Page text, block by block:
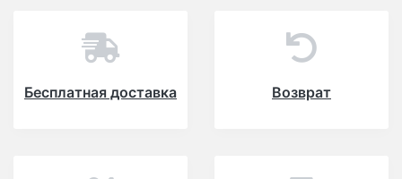
Бесплатная доставка Возврат